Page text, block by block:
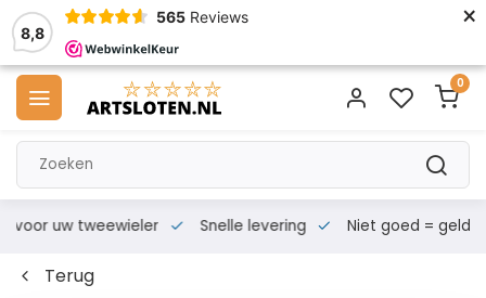
8,8
565 Reviews ×
0
voor uw tweewieler Snelle levering Niet goed = geld
Terug